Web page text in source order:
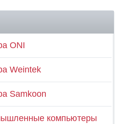
ONI
Weintek
Samkoon
компьютеры